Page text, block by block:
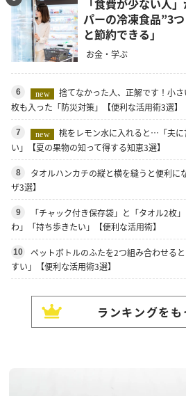
パーの冷凍食品”3
と節約できる」
お金・学ぶ
6 new
捨てなかった人、正解です！小
枚も入った「防災対策」【便利な活用術3選】
7 new
桃をレモン水に入れると…「夫
い」【夏の果物の知って得する知恵3選】
8
タオルハンカチの縦と横を縫うと便利に
ザ3選】
9
「チャック付き保存袋」と「タオル2枚
わ」「持ち歩きたい」【便利な活用術】
10
ペットボトルのふたを2つ組み合わせる
すい」【便利な活用術3選】
ランキングをも